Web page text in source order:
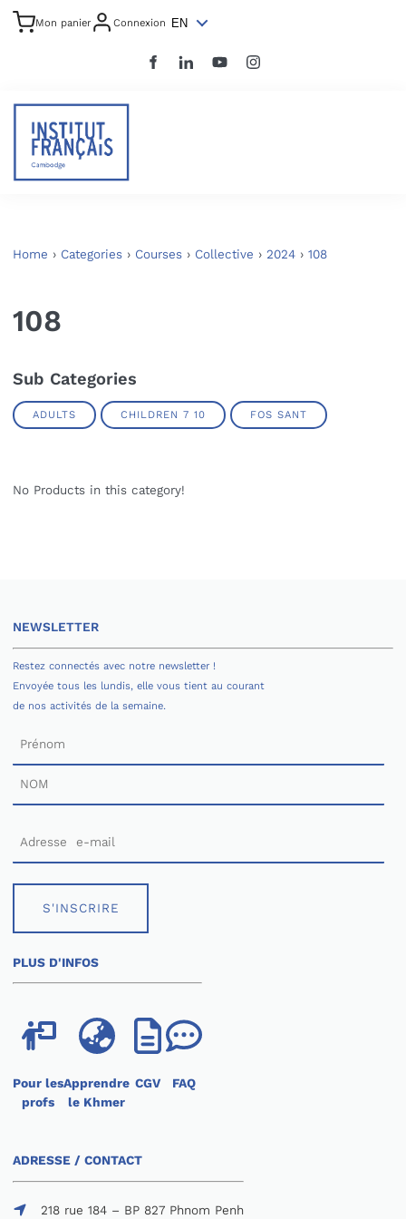
Mon panier Connexion EN
Home › Categories › Courses › Collective › 2024 › 108
108
Sub Categories
ADULTS CHILDREN 7 10 FOS SANT
No Products in this category!
NEWSLETTER
Restez connectés avec notre newsletter !
Envoyée tous les lundis, elle vous tient au courant
de nos activités de la semaine.
S'INSCRIRE
PLUS D'INFOS
Pour les
profs
Apprendre
le Khmer
CGV FAQ
ADRESSE / CONTACT
218 rue 184 – BP 827 Phnom Penh